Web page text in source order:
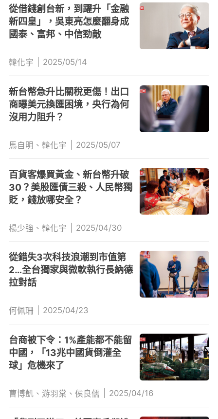
從借錢創台新，到躍升「金融
新四皇」，吳東亮怎麼翻身成
國泰、富邦、中信勁敵
韓化宇 2025/05/14
新台幣急升比關稅更傷！出口
商曝美元換匯困境，央行為何
沒用力阻升？
馬自明、韓化宇 2025/05/07
百貨客爆買黃金、新台幣升破
30？美股匯債三殺、人民幣獨
貶，錢放哪安全？
楊少強、韓化宇 2025/04/30
從錯失3次科技浪潮到市值第
2…全台獨家與微軟執行長納德
拉對話
何佩珊 2025/04/23
台商被下令：1%產能都不能留
中國，「13兆中國貨倒灌全
球」危機來了
曹博凱、游羽棠、侯良儒 2025/04/16